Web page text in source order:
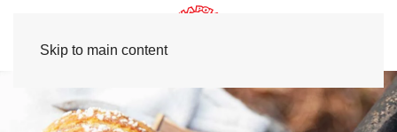
Skip to main content